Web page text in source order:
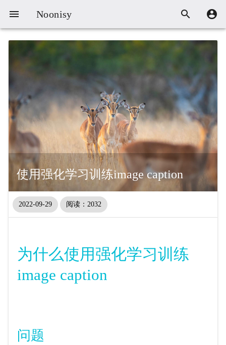
 Noonisy  
使用强化学习训练image caption
2022-09-29 阅读：2032
为什么使用强化学习训练
image caption
问题